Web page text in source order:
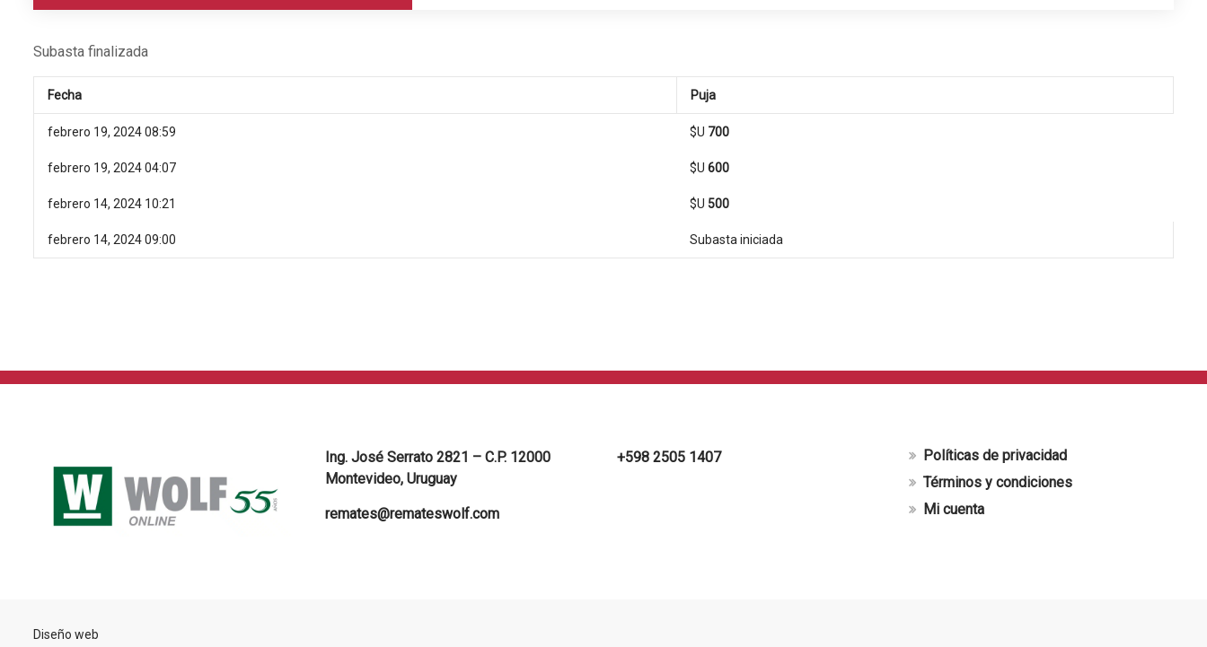
Subasta finalizada
Fecha Puja
febrero 19, 2024 08:59 $U 700
febrero 19, 2024 04:07 $U 600
febrero 14, 2024 10:21 $U 500
febrero 14, 2024 09:00 Subasta iniciada
Ing. José Serrato 2821 – C.P. 12000
Montevideo, Uruguay
remates@remateswolf.com
+598 2505 1407
Políticas de privacidad
Términos y condiciones
Mi cuenta
Diseño web